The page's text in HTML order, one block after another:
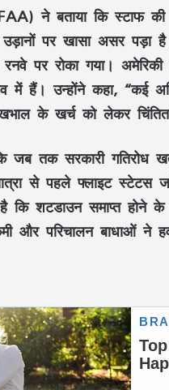
ने बताया कि स्टाफ की
पर खासा असर पड़ा
पर रोका गया। अमेरिकी
में हैं। उन्होंने कहा, “कई
के खर्च को लेकर
जब तक सरकारी गतिरोध
से पहले फ्लाइट
कि शटडाउन समाप्त होने
परिचालन बाधाओं ने